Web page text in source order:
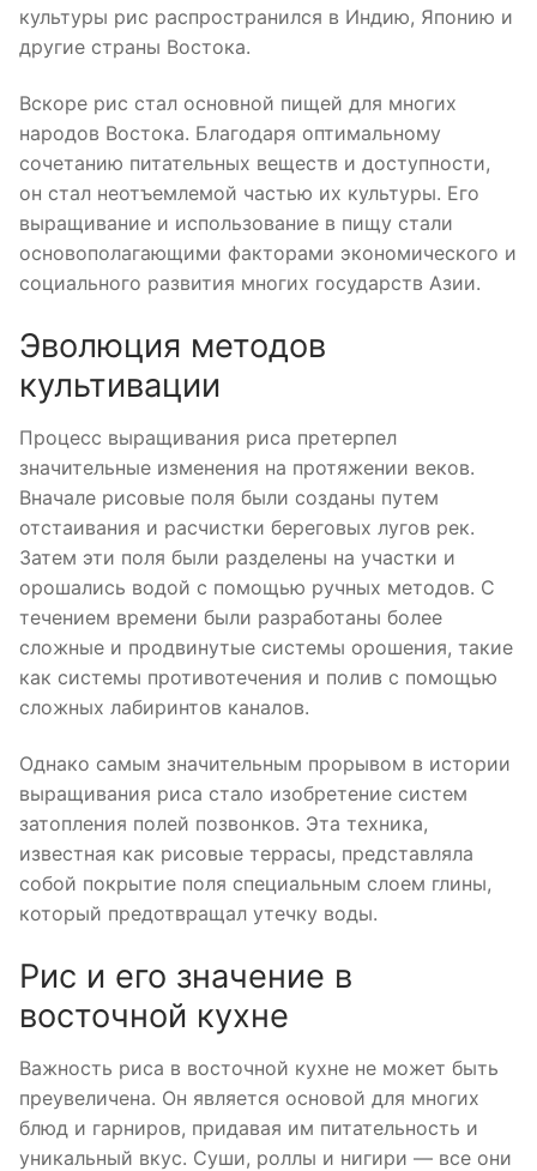
культуры рис распространился в Индию, Японию и
другие страны Востока.
Вскоре рис стал основной пищей для многих
народов Востока. Благодаря оптимальному
сочетанию питательных веществ и доступности,
он стал неотъемлемой частью их культуры. Его
выращивание и использование в пищу стали
основополагающими факторами экономического и
социального развития многих государств Азии.
Эволюция методов
культивации
Процесс выращивания риса претерпел
значительные изменения на протяжении веков.
Вначале рисовые поля были созданы путем
отстаивания и расчистки береговых лугов рек.
Затем эти поля были разделены на участки и
орошались водой с помощью ручных методов. С
течением времени были разработаны более
сложные и продвинутые системы орошения, такие
как системы противотечения и полив с помощью
сложных лабиринтов каналов.
Однако самым значительным прорывом в истории
выращивания риса стало изобретение систем
затопления полей позвонков. Эта техника,
известная как рисовые террасы, представляла
собой покрытие поля специальным слоем глины,
который предотвращал утечку воды.
Рис и его значение в
восточной кухне
Важность риса в восточной кухне не может быть
преувеличена. Он является основой для многих
блюд и гарниров, придавая им питательность и
уникальный вкус. Суши, роллы и нигири — все они